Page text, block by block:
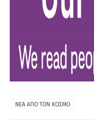
ΝΕΑ ΑΠΟ ΤΟΝ ΚΟΣΜΟ